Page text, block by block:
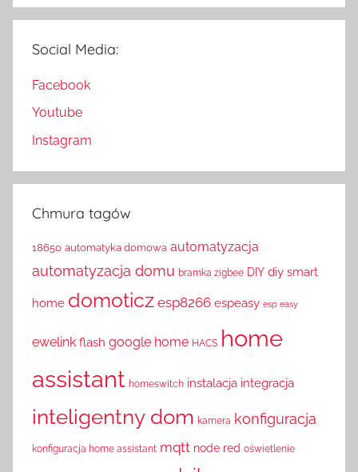
Social Media:
Facebook
Youtube
Instagram
Chmura tagów
18650 automatyka domowa automatyzacja
automatyzacja domu bramka zigbee DIY diy smart
home domoticz esp8266 espeasy esp easy
ewelink flash google home HACS home
assistant homeswitch instalacja integracja
inteligentny dom kamera konfiguracja
konfiguracja home assistant mqtt node red oświetlenie